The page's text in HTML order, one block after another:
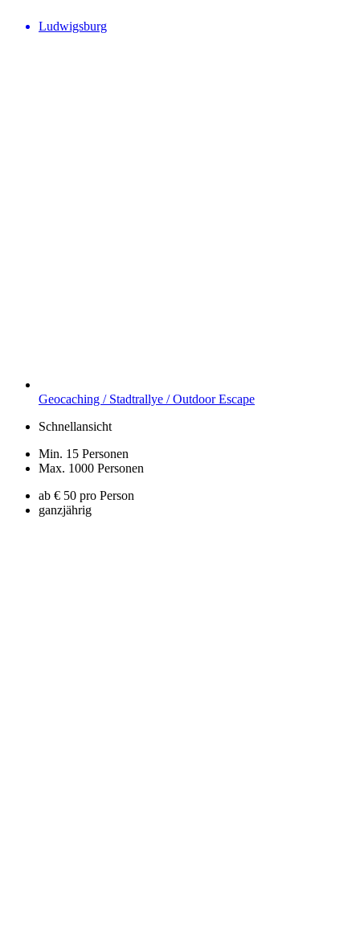
Ludwigsburg
Geocaching / Stadtrallye / Outdoor Escape
Schnellansicht
Min. 15 Personen
Max. 1000 Personen
ab € 50 pro Person
ganzjährig